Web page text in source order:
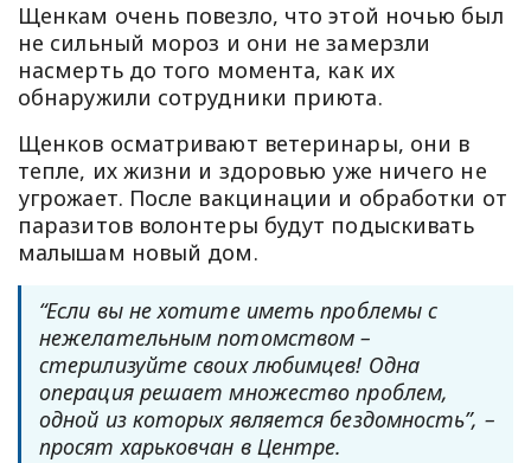
Щенкам очень повезло, что этой ночью был
не сильный мороз и они не замерзли
насмерть до того момента, как их
обнаружили сотрудники приюта.
Щенков осматривают ветеринары, они в
тепле, их жизни и здоровью уже ничего не
угрожает. После вакцинации и обработки от
паразитов волонтеры будут подыскивать
малышам новый дом.
“Если вы не хотите иметь проблемы с
нежелательным потомством –
стерилизуйте своих любимцев! Одна
операция решает множество проблем,
одной из которых является бездомность”, –
просят харьковчан в Центре.